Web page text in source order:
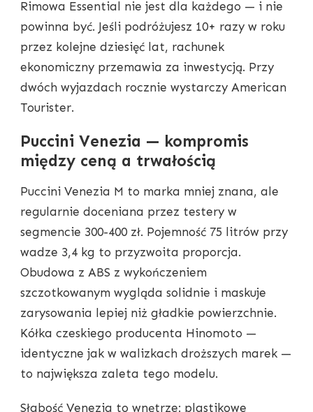
Rimowa Essential nie jest dla każdego — i nie
powinna być. Jeśli podróżujesz 10+ razy w roku
przez kolejne dziesięć lat, rachunek
ekonomiczny przemawia za inwestycją. Przy
dwóch wyjazdach rocznie wystarczy American
Tourister.
Puccini Venezia — kompromis
między ceną a trwałością
Puccini Venezia M to marka mniej znana, ale
regularnie doceniana przez testery w
segmencie 300-400 zł. Pojemność 75 litrów przy
wadze 3,4 kg to przyzwoita proporcja.
Obudowa z ABS z wykończeniem
szczotkowanym wygląda solidnie i maskuje
zarysowania lepiej niż gładkie powierzchnie.
Kółka czeskiego producenta Hinomoto —
identyczne jak w walizkach droższych marek —
to największa zaleta tego modelu.
Słabość Venezia to wnętrze: plastikowe